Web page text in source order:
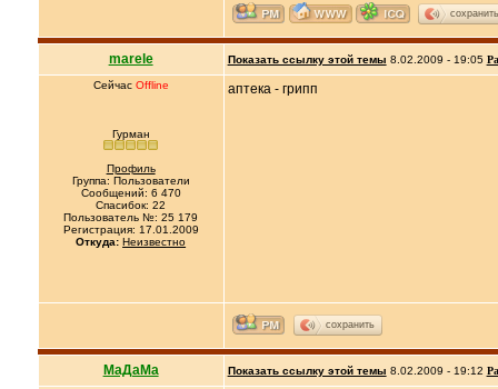
сохранить
marele Показать ссылку этой темы 8.02.2009 - 19:05
Сейчас Offline
Гурман
Профиль
Группа: Пользователи
Сообщений: 6 470
Спасибок: 22
Пользователь №: 25 179
Регистрация: 17.01.2009
Откуда: Неизвестно
аптека - грипп
сохранить
МаДаМа Показать ссылку этой темы 8.02.2009 - 19:12